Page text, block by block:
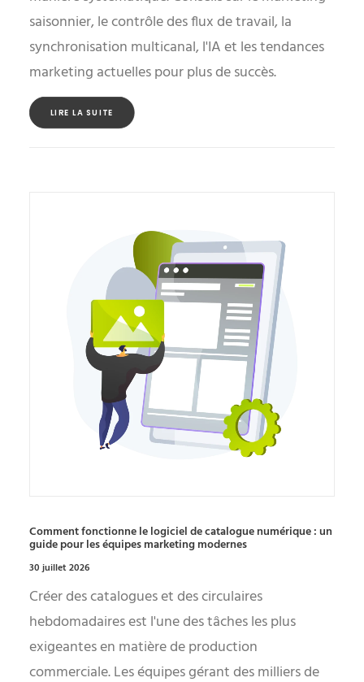
saisonnier, le contrôle des flux de travail, la
synchronisation multicanal, l'IA et les tendances
marketing actuelles pour plus de succès.
LIRE LA SUITE
Comment fonctionne le logiciel de catalogue numérique : un
guide pour les équipes marketing modernes
30 juillet 2026
Créer des catalogues et des circulaires
hebdomadaires est l'une des tâches les plus
exigeantes en matière de production
commerciale. Les équipes gérant des milliers de